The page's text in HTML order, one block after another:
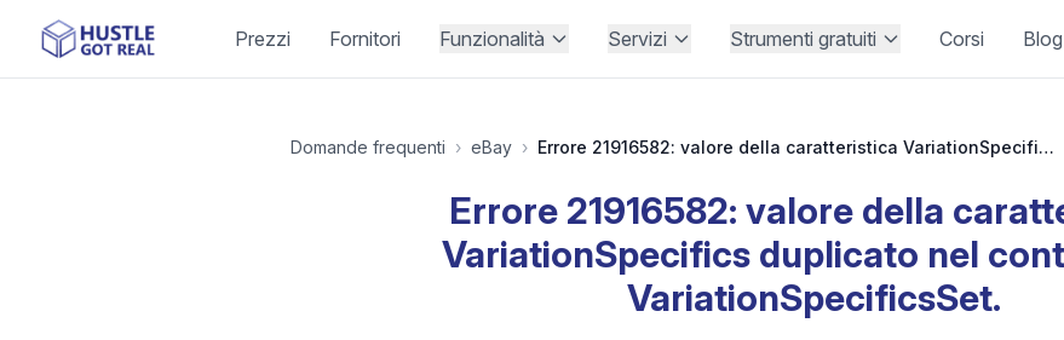
Prezzi Fornitori Funzionalità Servizi Strumenti gratuiti Corsi Blog
Domande frequenti › eBay › Errore 21916582: valore della caratteristica VariationSpecifics duplicato nel contenitore VariationSpecificsSet.
Errore 21916582: valore della
VariationSpecifics duplicato nel
VariationSpecificsSet.